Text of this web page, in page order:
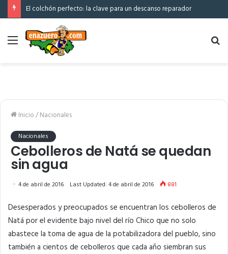
El colchón perfecto: la clave para un descanso reparador
Menú
Inicio/Nacionales
Nacionales
Cebolleros de Natá se quedan
sin agua
4 de abril de 2016 Last Updated: 4 de abril de 2016 881
Desesperados y preocupados se encuentran los cebolleros de
Natá por el evidente bajo nivel del río Chico que no solo
abastece la toma de agua de la potabilizadora del pueblo, sino
también a cientos de cebolleros que cada año siembran sus